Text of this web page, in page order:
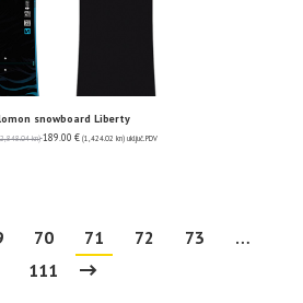
snowboard Liberty
kn) 189.00 € (1,424.02 kn) uključ. PDV
70 71 72 73
…
111